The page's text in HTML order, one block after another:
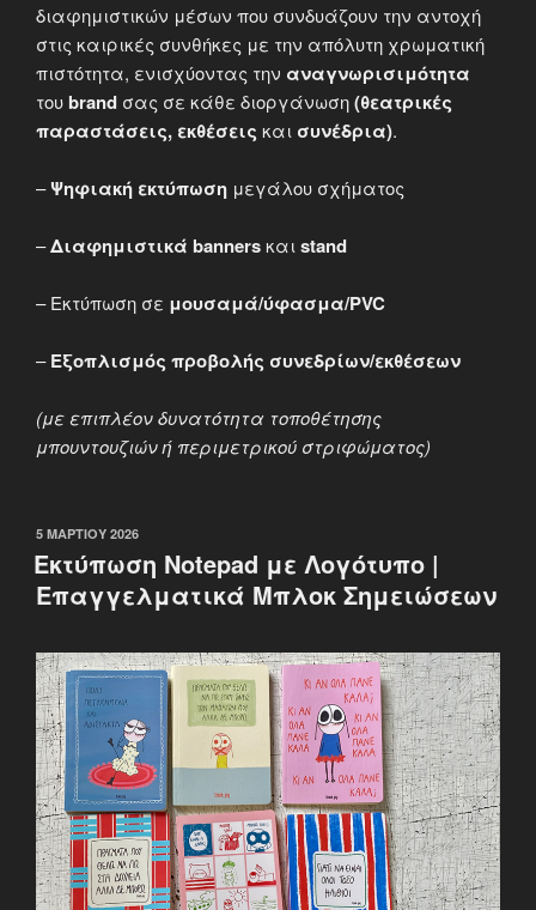
διαφημιστικών μέσων που συνδυάζουν την αντοχή
στις καιρικές συνθήκες με την απόλυτη χρωματική
πιστότητα, ενισχύοντας την αναγνωρισιμότητα
τουbrand σας σε κάθε διοργάνωση(θεατρικές
παραστάσεις, εκθέσεις και συνέδρια).
–Ψηφιακή εκτύπωση μεγάλου σχήματος
–Διαφημιστικά bannersκαι stand
– Εκτύπωση σε μουσαμά/ύφασμα/PVC
–Εξοπλισμός προβολής συνεδρίων/εκθέσεων
(με επιπλέον δυνατότητα τοποθέτησης
μπουντουζιών ή περιμετρικού στριφώματος)
ΔΗΜΟΣΙΕΎΤΗΚΕ
ΣΤΙΣ
5 ΜΑΡΤΊΟΥ 2026
Εκτύπωση Notepad με Λογότυπο |
Επαγγελματικά Μπλοκ Σημειώσεων